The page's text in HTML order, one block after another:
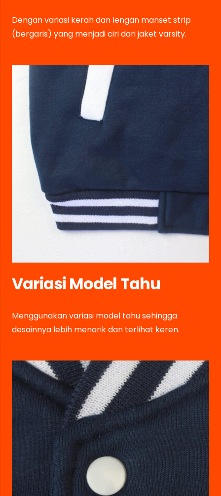
Dengan variasi kerah dan lengan manset strip
(bergaris) yang menjadi ciri dari jaket varsity.
Variasi Model Tahu
Menggunakan variasi model tahu sehingga
desainnya lebih menarik dan terlihat keren.